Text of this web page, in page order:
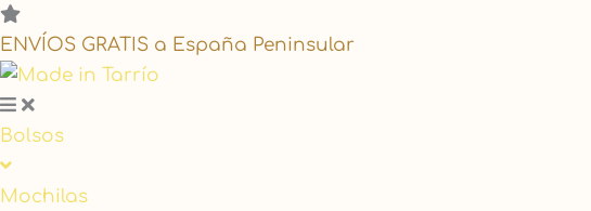
ENVÍOS GRATIS a España Peninsular
Bolsos
Mochilas
Search
...